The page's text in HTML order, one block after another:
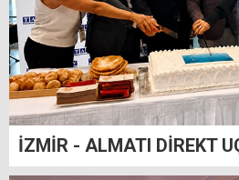
İZMİR - ALMATI DİREKT